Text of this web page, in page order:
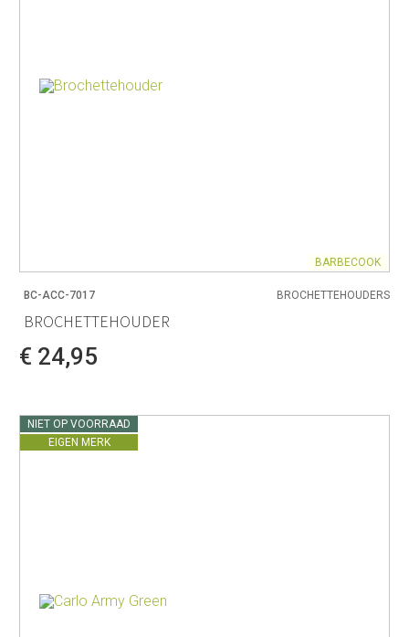
BARBECOOK
BC-ACC-7017 BROCHETTEHOUDERS
BROCHETTEHOUDER
€ 24,95
NIET OP VOORRAAD
EIGEN MERK